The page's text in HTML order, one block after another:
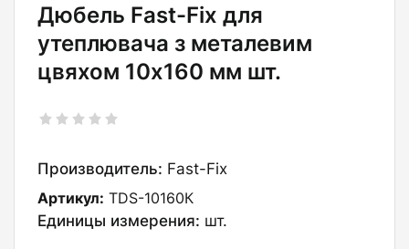
Дюбель Fast-Fix для
утеплювача з металевим
цвяхом 10х160 мм шт.
Производитель: Fast-Fix
Артикул: TDS-10160К
Единицы измерения: шт.